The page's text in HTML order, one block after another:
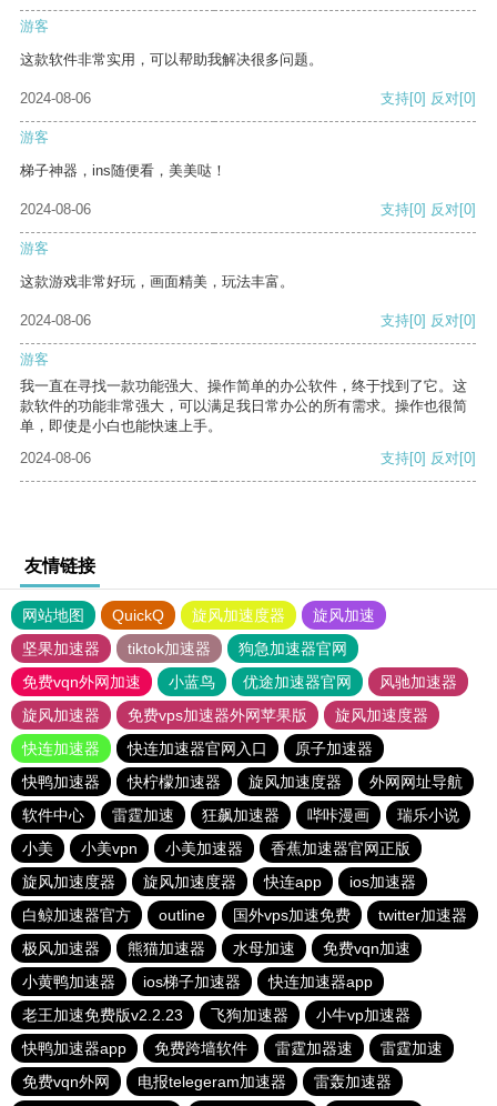
游客
这款软件非常实用，可以帮助我解决很多问题。
2024-08-06 支持[0] 反对[0]
游客
梯子神器，ins随便看，美美哒！
2024-08-06 支持[0] 反对[0]
游客
这款游戏非常好玩，画面精美，玩法丰富。
2024-08-06 支持[0] 反对[0]
游客
我一直在寻找一款功能强大、操作简单的办公软件，终于找到了它。这
款软件的功能非常强大，可以满足我日常办公的所有需求。操作也很简
单，即使是小白也能快速上手。
2024-08-06
支持[0] 反对[0]
友情链接
网站地图 QuickQ 旋风加速度器
旋风加速
坚果加速器
tiktok加速器
狗急加速器官网
免费vqn外网加速
小蓝鸟 优途加速器官网
风驰加速器
旋风加速器
免费vps加速器外网苹果版
旋风加速度器
快连加速器
快连加速器官网入口
原子加速器
快鸭加速器
快柠檬加速器 旋风加速度器
外网网址导航
软件中心
雷霆加速 狂飙加速器 哔咔漫画
瑞乐小说
小美
小美vpn 小美加速器
香蕉加速器官网正版
旋风加速度器
旋风加速度器 快连app
ios加速器
白鲸加速器官方
outline 国外vps加速免费
twitter加速器
极风加速器
熊猫加速器 水母加速
免费vqn加速
小黄鸭加速器
ios梯子加速器
快连加速器app
老王加速免费版v2.2.23
飞狗加速器
小牛vp加速器
快鸭加速器app
免费跨墙软件 雷霆加器速
雷霆加速
免费vqn外网
电报telegeram加速器 雷轰加速器